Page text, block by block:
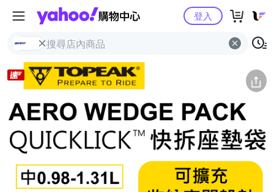
Yahoo購物中心
登入
簡介 評價 (0) 猜你喜歡